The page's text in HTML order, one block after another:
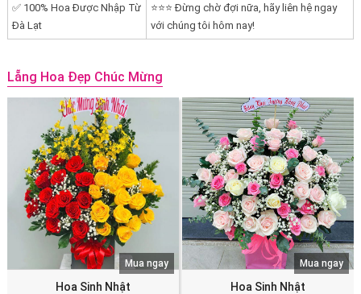
✅ 100% Hoa Được Nhập Từ
Đà Lạt
⭐⭐⭐ Đừng chờ đợi nữa, hãy liên hệ ngay
với chúng tôi hôm nay!
Lẵng Hoa Đẹp Chúc Mừng
Hoa Sinh Nhật
Mua ngay
Hoa Sinh Nhật
Mua ngay